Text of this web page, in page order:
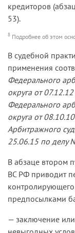
кредиторов
53).
8 Подробнее об этом
В судебной
применения
Федерального
округа от
Федерального
округа от
Арбитражного
25.06.15 по
В абзаце втором
ВС РФ приводит
предпосылками
— заключение